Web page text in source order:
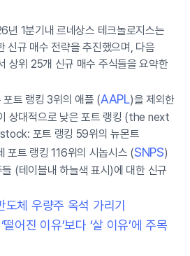
년 1분기내 르네상스 테크놀로지스는
신규 매수 전략을 추진했으며, 다음
상위 25개 신규 매수 주식들을 요약한
트 랭킹 3위의 애플 (AAPL)을 제외한
상대적으로 낮은 포트 랭킹 (the next
포트 랭킹 59위의 뉴몬트
포트 랭킹 116위의 시놉시스 (SNPS)
(테이블내 하늘색 표시)에 대한 신규
체 우량주 옥석 가리기
어진 이유’보다 ‘살 이유’에 주목